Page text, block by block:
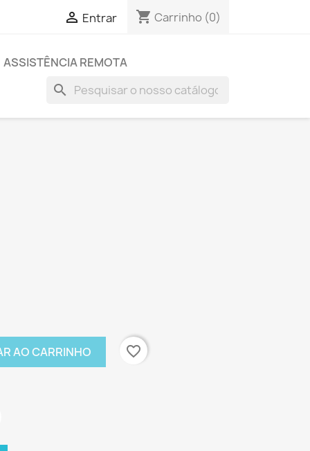
 Entrar shopping_cart Carrinho (0)
ASSISTÊNCIA REMOTA
search
AO CARRINHO favorite_border